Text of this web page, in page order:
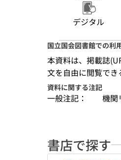
デジタル
国立国会図書館での利
本資料は、掲載誌
文を自由に閲覧でき
資料に関する注記
一般注記： 機関
書店で探す